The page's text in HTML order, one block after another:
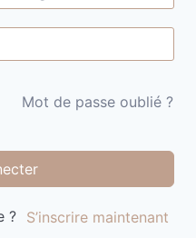
Mot de passe oublié ?
? S’inscrire maintenant